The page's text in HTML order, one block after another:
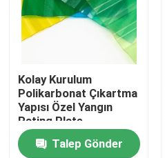
Ana sayfa
Kolay Kurulum
Polikarbonat Çıkartma
Yapısı Özel Yangın
Rating Plate
Polikarbonat Plastik
Rpll
Talep Gönder